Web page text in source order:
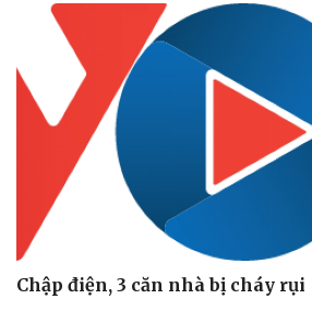
Chập điện, 3 căn nhà bị cháy rụi